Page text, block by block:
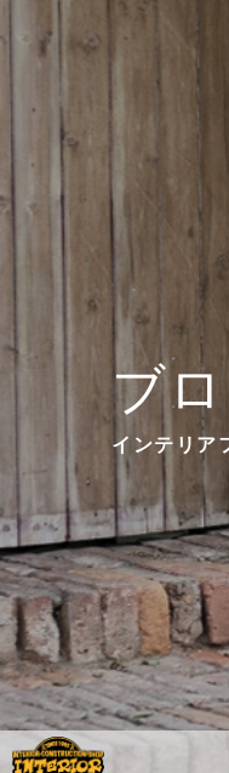
ブ
インテリア